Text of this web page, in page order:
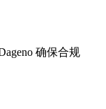
确保合规